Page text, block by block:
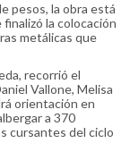
pesos, la obra está
la colocación
metálicas que
recorrió el
Vallone, Melisa
orientación en
a 370
cursantes del ciclo